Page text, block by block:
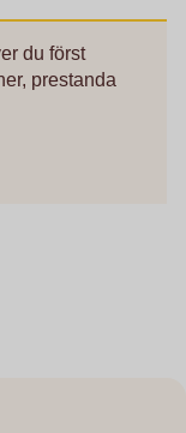
du först
prestanda